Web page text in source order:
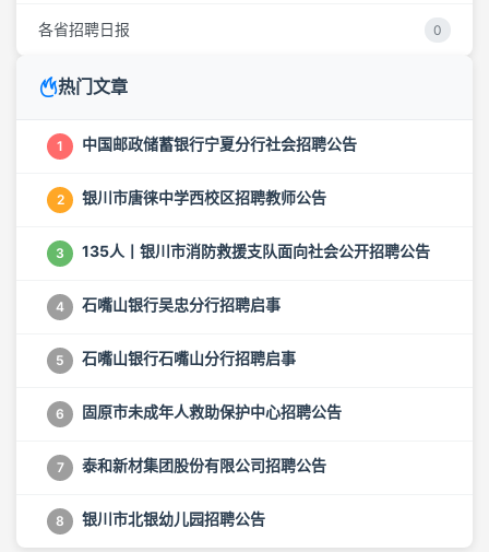
各省招聘日报 0
热门文章
1 中国邮政储蓄银行宁夏分行社会招聘公告
2 银川市唐徕中学西校区招聘教师公告
3 135人丨银川市消防救援支队面向社会公开招聘公告
4 石嘴山银行吴忠分行招聘启事
5 石嘴山银行石嘴山分行招聘启事
6 固原市未成年人救助保护中心招聘公告
7 泰和新材集团股份有限公司招聘公告
8 银川市北银幼儿园招聘公告